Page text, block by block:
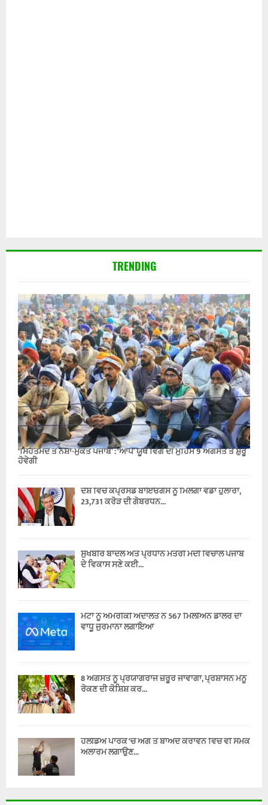
TRENDING
‘ਸਿਹਤਮੰਦ ਤੇ ਨਸ਼ਾ-ਮੁਕਤ ਪੰਜਾਬ’ : ‘ਆਪ’ ਯੂਥ ਵਿੰਗ ਦੀ ਮੁਹਿੰਮ 9 ਅਗਸਤ ਤੋਂ ਸ਼ੁਰੂ
ਹੋਵੇਗੀ
ਦੇਸ਼ ਵਿੱਚ ਕੰਪ੍ਰੈਸਡ ਬਾਇਓਗੈਸ ਨੂੰ ਮਿਲੇਗਾ ਵੱਡਾ ਹੁਲਾਰਾ,
23,731 ਕਰੋੜ ਦੀ ਗੋਬਰਧਨ...
ਸੁਖਬੀਰ ਬਾਦਲ ਅਤੇ ਪ੍ਰਧਾਨ ਮੰਤਰੀ ਮੋਦੀ ਵਿਚਾਲੇ ਪੰਜਾਬ
ਦੇ ਵਿਕਾਸ ਸਣੇ ਕਈ...
ਮੇਟਾ ਨੂੰ ਅਮਰੀਕੀ ਅਦਾਲਤ ਨੇ 567 ਮਿਲੀਅਨ ਡਾਲਰ ਦਾ
ਵਾਧੂ ਜੁਰਮਾਨਾ ਲਗਾਇਆ
8 ਅਗਸਤ ਨੂੰ ਪ੍ਰਯਾਗਰਾਜ ਜ਼ਰੂਰ ਜਾਵਾਂਗਾ, ਪ੍ਰਸ਼ਾਸਨ ਮੈਨੂੰ
ਰੋਕਣ ਦੀ ਕੋਸ਼ਿਸ਼ ਕਰ...
ਹੌਲੀਡੇਅ ਪਾਰਕ ‘ਚ ਅੱਗ ਤੋਂ ਬਾਅਦ ਕੈਰਾਵੈਨ ਵਿੱਚ ਵੀ ਸਮੋਕ
ਅਲਾਰਮ ਲਗਾਉਣ...